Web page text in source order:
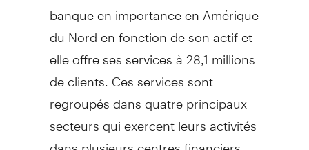
banque en importance en Amérique
du Nord en fonction de son actif et
elle offre ses services à 28,1 millions
de clients. Ces services sont
regroupés dans quatre principaux
secteurs qui exercent leurs activités
dans plusieurs centres financiers